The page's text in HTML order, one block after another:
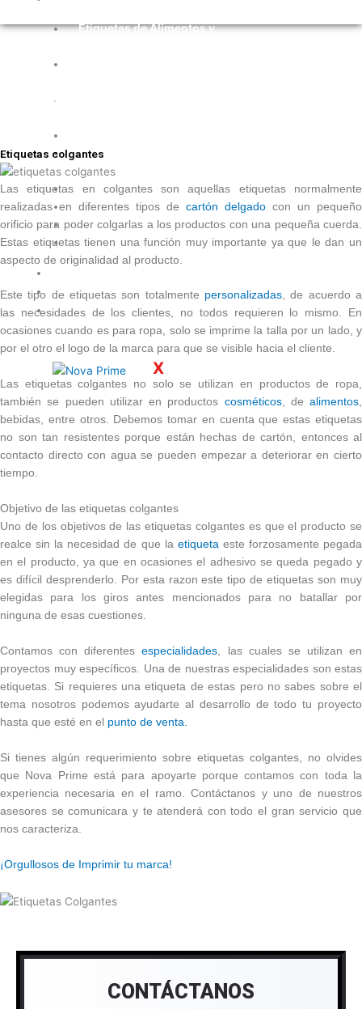
Etiquetas de Alimentos y
Etiquetas para
Farmacéutica
Etiquetas para Ferretería
Etiquetas para Limpieza
Etiquetas Promocionales
Etiquetas para Químicos
Servicios
Contacto
X
ETIQUETAS
COLGANTES
Etiquetas colgantes
Las etiquetas en colgantes son aquellas etiquetas normalmente
realizadas en diferentes tipos de cartón delgado con un pequeño
orificio para poder colgarlas a los productos con una pequeña cuerda.
Estas etiquetas tienen una función muy importante ya que le dan un
aspecto de originalidad al producto.
Este tipo de etiquetas son totalmente personalizadas, de acuerdo a
las necesidades de los clientes, no todos requieren lo mismo. En
ocasiones cuando es para ropa, solo se imprime la talla por un lado, y
por el otro el logo de la marca para que se visible hacia el cliente.
Las etiquetas colgantes no solo se utilizan en productos de ropa,
también se pueden utilizar en productos cosméticos, de alimentos,
bebidas, entre otros. Debemos tomar en cuenta que estas etiquetas
no son tan resistentes porque están hechas de cartón, entonces al
contacto directo con agua se pueden empezar a deteriorar en cierto
tiempo.
Objetivo de las etiquetas colgantes
Uno de los objetivos de las etiquetas colgantes es que el producto se
realce sin la necesidad de que la etiquetaeste forzosamente pegada
en el producto, ya que en ocasiones el adhesivo se queda pegado y
es difícil desprenderlo. Por esta razon este tipo de etiquetas son muy
elegidas para los giros antes mencionados para no batallar por
ninguna de esas cuestiones.
Contamos con diferentesespecialidades, las cuales se utilizan en
proyectos muy específicos. Una de nuestras especialidades son estas
etiquetas. Si requieres una etiqueta de estas pero no sabes sobre el
tema nosotros podemos ayudarte al desarrollo de todo tu proyecto
hasta que esté en el punto de venta.
Si tienes algún requerimiento sobre etiquetas colgantes, no olvides
que Nova Prime está para apoyarte porque contamos con toda la
experiencia necesaria en el ramo. Contáctanos y uno de nuestros
asesores se comunicara y te atenderá con todo el gran servicio que
nos caracteriza.
¡Orgullosos de Imprimir tu marca!
CONTÁCTANOS